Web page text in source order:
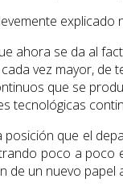
ahora se da al
vez mayor,
que se
tecnológicas
posición que el
poco a
de un nuevo papel